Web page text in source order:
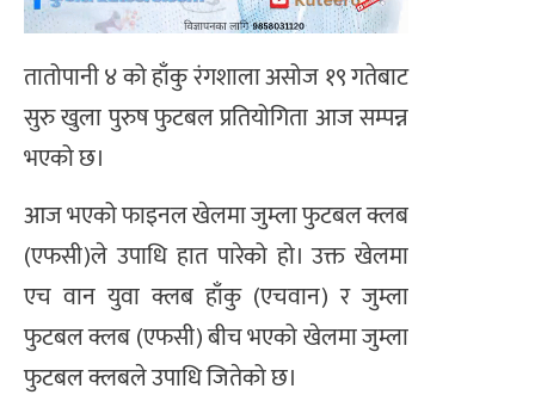
तातोपानी ४ को हाँकु रंगशाला असोज १९ गतेबाट
सुरु खुला पुरुष फुटबल प्रतियोगिता आज सम्पन्न
भएको छ।
आज भएको फाइनल खेलमा जुम्ला फुटबल क्लब
(एफसी)ले उपाधि हात पारेको हो। उक्त खेलमा
एच वान युवा क्लब हाँकु (एचवान) र जुम्ला
फुटबल क्लब (एफसी) बीच भएको खेलमा जुम्ला
फुटबल क्लबले उपाधि जितेको छ।